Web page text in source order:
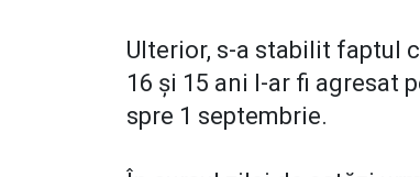
Ulterior, s-a stabilit faptul
16 și 15 ani l-ar fi agresat
spre 1 septembrie.